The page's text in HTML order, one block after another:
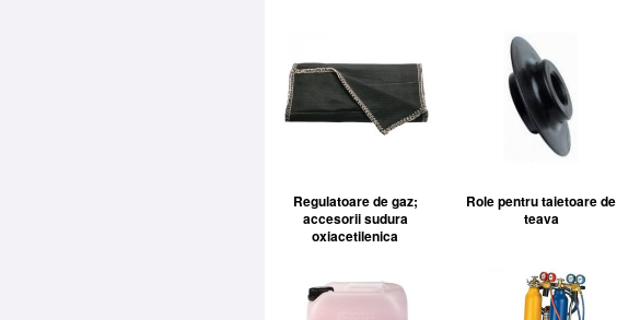
Regulatoare de gaz;
accesorii sudura
oxiacetilenica
Role pentru taietoare de
teava